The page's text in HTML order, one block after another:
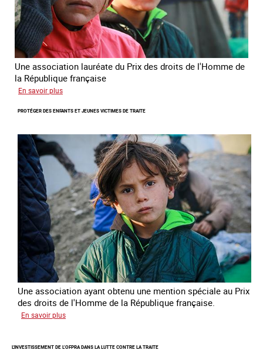
2025
Une association lauréate du Prix des droits de l'Homme de
la République française
En savoir plus
contre
traite
des
enfants
PROTÉGER DES ENFANTS ET JEUNES VICTIMES DE TRAITE
Une association ayant obtenu une mention spéciale au Prix
des droits de l'Homme de la République française.
En savoir plus
L'INVESTISSEMENT DE L’OFPRA DANS LA LUTTE CONTRE LA TRAITE